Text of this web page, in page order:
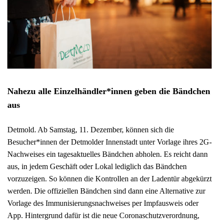
Nahezu alle Einzelhändler*innen geben die Bändchen
aus
Detmold. Ab Samstag, 11. Dezember, können sich die
Besucher*innen der Detmolder Innenstadt unter Vorlage ihres 2G-
Nachweises ein tagesaktuelles Bändchen abholen. Es reicht dann
aus, in jedem Geschäft oder Lokal lediglich das Bändchen
vorzuzeigen. So können die Kontrollen an der Ladentür abgekürzt
werden. Die offiziellen Bändchen sind dann eine Alternative zur
Vorlage des Immunisierungsnachweises per Impfausweis oder
App. Hintergrund dafür ist die neue Coronaschutzverordnung,